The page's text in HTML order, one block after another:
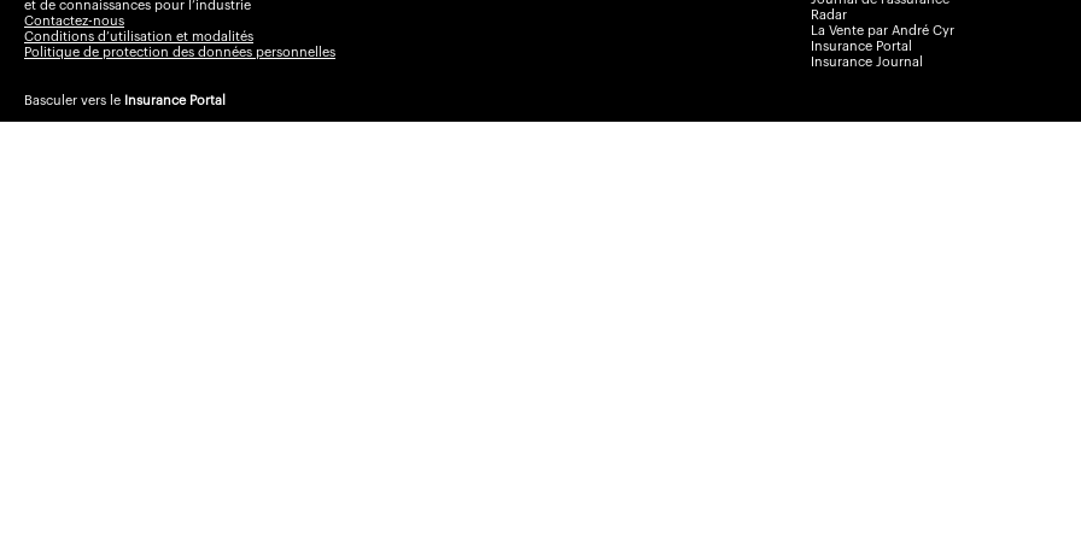
et de connaissances pour l’industrie
Contactez-nous
Conditions d’utilisation et modalités
Politique de protection des données personnelles
Basculer vers le Insurance Portal
Radar
La Vente par André Cyr
Insurance Portal
Insurance Journal